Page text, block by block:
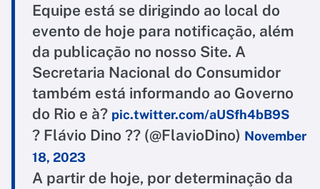
Equipe está se dirigindo ao local do
evento de hoje para notificação, além
da publicação no nosso Site. A
Secretaria Nacional do Consumidor
também está informando ao Governo
do Rio e à? pic.twitter.com/aUSfh4bB9S
? Flávio Dino ?? (@FlavioDino) November
18, 2023
A partir de hoje, por determinação da